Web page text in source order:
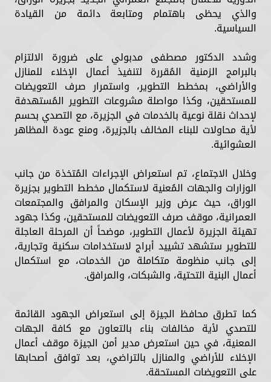
والذي يحظى باهتمام ومتابعة دائمة من القيادة
السياسية.
وشدد الدكتور مصطفى مدبولي على ضرورة الالتزام
بالبرامج الزمنية المُقررة لتنفيذ أعمال الإخلاء للمنازل
والأراضي، بمخطط التطوير، واستمرار صرف التعويضات
للمستحقين، وكذا مواصلة مشروعات التطوير المُستهدفة
لإحداث نقلة نوعية بالخدمات في الجزيرة، مع التصدي بحسم
لأية محاولات للبناء المخالف بالجزيرة، ومنع عودة المظاهر
العشوائية.
وخلال الاجتماع، تم استعراض الإجراءات المُتخذة من جانب
الوزارات والجهات المُعنية لاستكمال مخطط التطوير بجزيرة
الوراق، حيث عرض وزير الإسكان والمرافق والمجتمعات
العمرانية، موقف صرف التعويضات للمستحقين، وكذا جهود
تهيئة الجزيرة لأعمال التطوير، موضحاً أن المرحلة العاجلة
للتطوير ستشهد تشييد أبراج لاستخدامات سكنية وتجارية،
إلى جانب منظومة متكاملة من الخدمات، مع استكمال
أعمال البنية التحتية، والشبكات، والمرافق.
كما تطرق محافظ الجيزة إلى استعراض الجهود القائمة
للتصدي لأية مخالفات بناء بالتعاون مع كافة الجهات
المعنية، في حين استعرض مدير أمن الجيزة موقف أعمال
الإخلاء للأراضي والمنازل بالتراضي، بعد توافق أصحابها
على التعويضات المستحقة.